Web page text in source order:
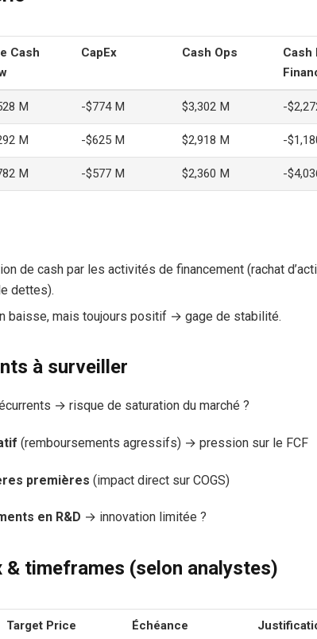
Cash
CapEx Cash Ops
Cash
M -$774 M $3,302 M -
M -$625 M $2,918 M -
M -$577 M $2,360 M -
de cash par les activités de financement (rachat
dettes).
baisse, mais toujours positif → gage de stabilité.
à surveiller
→ risque de saturation du marché ?
(remboursements agressifs) → pression sur le FCF
premières (impact direct sur COGS)
en R&D → innovation limitée ?
& timeframes (selon analystes)
Target Price Échéance